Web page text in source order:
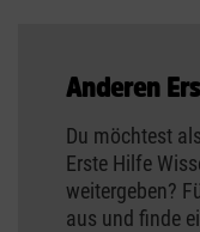
Anderen
Du möchtest
Erste Hilfe
weitergeben?
aus und finde